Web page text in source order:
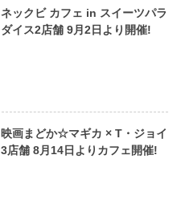
ネックビ カフェ in スイーツパラ
ダイス2店舗 9月2日より開催!
映画まどか☆マギカ × T・ジョイ
3店舗 8月14日よりカフェ開催!